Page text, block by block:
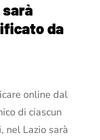
sarà
da
online dal
di ciascun
nel Lazio sarà